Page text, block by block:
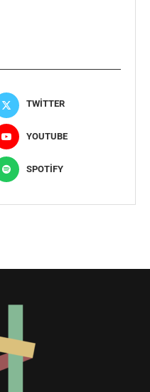
TWITTER
YOUTUBE
SPOTIFY